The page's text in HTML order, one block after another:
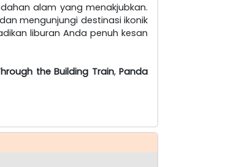
alam yang menakjubkan.
mengunjungi destinasi ikonik
liburan Anda penuh kesan
the Building Train,Panda